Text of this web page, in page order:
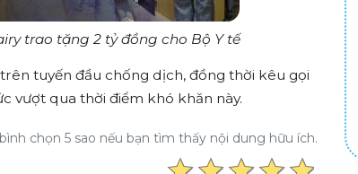
trao tặng 2 tỷ đồng cho Bộ Y tế
tuyến đầu chống dịch, đồng thời kêu gọi
vượt qua thời điểm khó khăn này.
chọn 5 sao nếu bạn tìm thấy nội dung hữu ích.